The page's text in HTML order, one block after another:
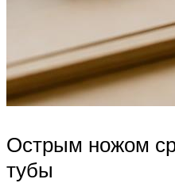
Острым ножом
тубы